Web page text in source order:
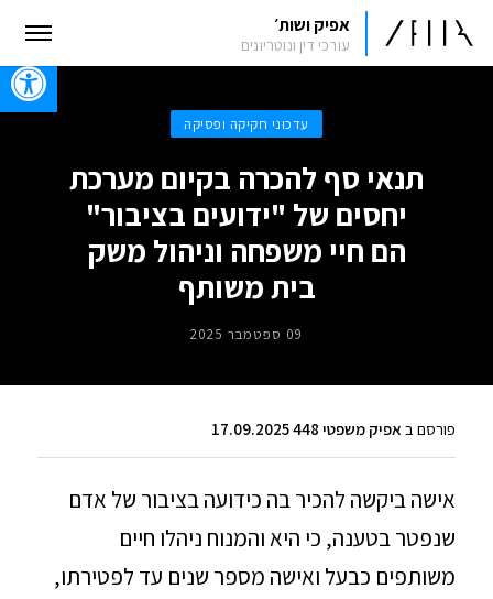
אפיק ושות׳
עורכי דין ונוטריונים
עדכוני חקיקה ופסיקה
תנאי סף להכרה בקיום מערכת
יחסים של "ידועים בציבור"
הם חיי משפחה וניהול משק
בית משותף
09 ספטמבר 2025
פורסם ב אפיק משפטי 448 17.09.2025
אישה ביקשה להכיר בה כידועה בציבור של אדם
שנפטר בטענה, כי היא והמנוח ניהלו חיים
משותפים כבעל ואישה מספר שנים עד לפטירתו,